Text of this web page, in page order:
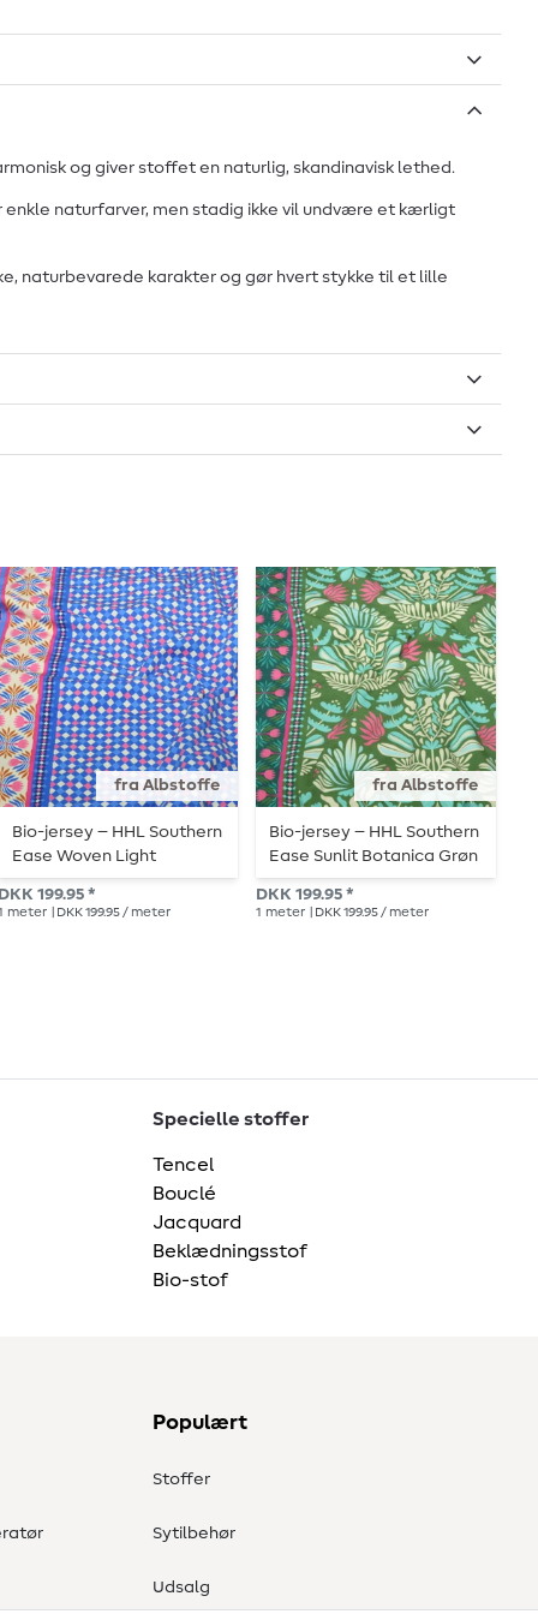
og giver stoffet en naturlig, skandinavisk lethed.
naturfarver, men stadig ikke vil undvære et kærligt
naturbevarede karakter og gør hvert stykke til et lille
fra Albstoffe
Bio-jersey – HHL Southern
Ease Woven Light
Royalblå
DKK 199.95 *
meter | DKK 199.95 / meter
fra Albstoffe
Bio-jersey – HHL Southern
Ease Sunlit Botanica Grøn
DKK 199.95 *
1 meter | DKK 199.95 / meter
Specielle stoffer
Tencel
Bouclé
Jacquard
Beklædningsstof
Bio-stof
Populært
Stoffer
Sytilbehør
Udsalg